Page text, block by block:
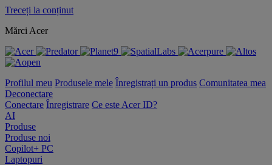
Treceți la conținut
Mărci Acer
Profilul meu Produsele mele Înregistrați un produs Comunitatea mea
Deconectare
Conectare Înregistrare Ce este Acer ID?
AI
Produse
Produse noi
Copilot+ PC
Laptopuri